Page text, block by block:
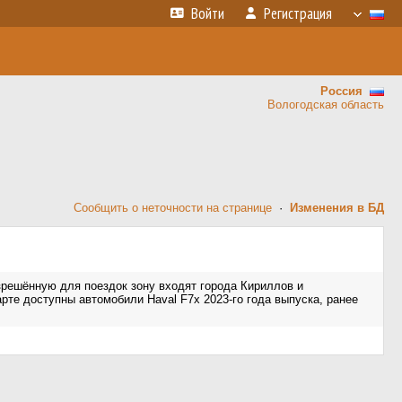
Войти Регистрация
Россия
Вологодская область
Сообщить о неточности на странице · Изменения в БД
для поездок зону входят города Кириллов и
доступны автомобили Haval F7x 2023-го года выпуска, ранее